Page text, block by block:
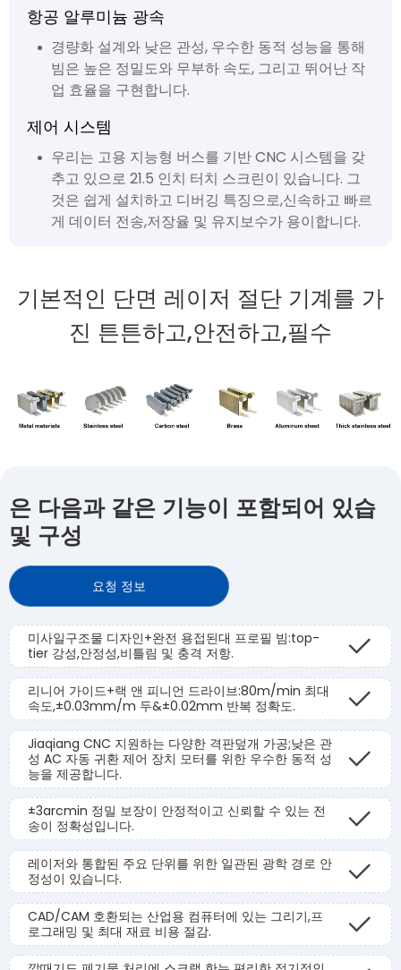
항공 알루미늄 광속
경량화 설계와 낮은 관성, 우수한 동적 성능을 통해
빔은 높은 정밀도와 무부하 속도, 그리고 뛰어난 작
업 효율을 구현합니다.
제어 시스템
우리는 고용 지능형 버스를 기반 CNC 시스템을 갖
추고 있으로 21.5 인치 터치 스크린이 있습니다. 그
것은 쉽게 설치하고 디버깅 특징으로,신속하고 빠르
게 데이터 전송,저장율 및 유지보수가 용이합니다.
기본적인 단면 레이저 절단 기계를 가
진 튼튼하고,안전하고,필수
은 다음과 같은 기능이 포함되어 있습
및 구성
요청 정보
미사일구조물 디자인+완전 용접된대 프로필 빔:top-
tier 강성,안정성,비틀림 및 충격 저항.
리니어 가이드+랙 앤 피니언 드라이브:80m/min 최대
속도,±0.03mm/m 두&±0.02mm 반복 정확도.
Jiaqiang CNC 지원하는 다양한 격판덮개 가공;낮은 관
성 AC 자동 귀환 제어 장치 모터를 위한 우수한 동적 성
능을 제공합니다.
±3arcmin 정밀 보장이 안정적이고 신뢰할 수 있는 전
송이 정확성입니다.
레이저와 통합된 주요 단위를 위한 일관된 광학 경로 안
정성이 있습니다.
CAD/CAM 호환되는 산업용 컴퓨터에 있는 그리기,프
로그래밍 및 최대 재료 비용 절감.